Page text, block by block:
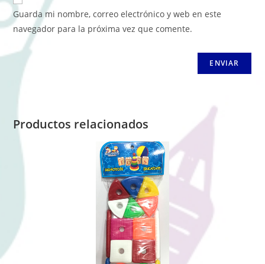
Guarda mi nombre, correo electrónico y web en este
navegador para la próxima vez que comente.
Productos relacionados